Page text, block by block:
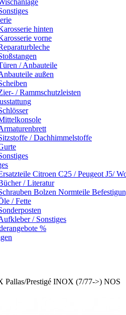
hinten
vorne
/ Anbauteile
außen
/ Rammschutzleisten
/ Dachhimmelstoffe
Citroen C25 / Peugeot J5/
/ Literatur
Bolzen Normteile
/ Fette
/ Sonstiges
%
Pallas/Prestigé INOX (7/77->) NOS